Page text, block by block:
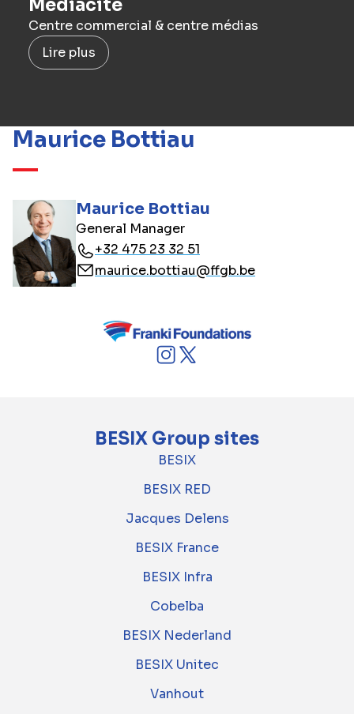
Médiacité
Centre commercial & centre médias
Lire plus
Maurice Bottiau
Maurice Bottiau
General Manager
+32 475 23 32 51
maurice.bottiau@ffgb.be
BESIX Group sites
BESIX
BESIX RED
Jacques Delens
BESIX France
BESIX Infra
Cobelba
BESIX Nederland
BESIX Unitec
Vanhout